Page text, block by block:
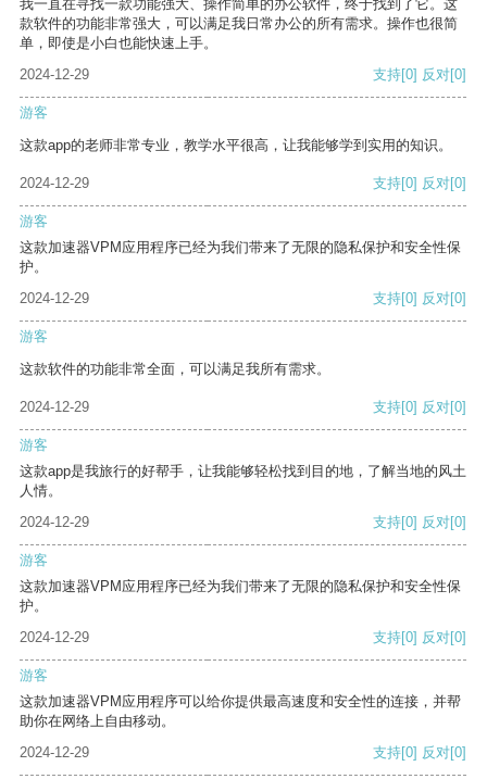
我一直在寻找一款功能强大、操作简单的办公软件，终于找到了它。这
款软件的功能非常强大，可以满足我日常办公的所有需求。操作也很简
单，即使是小白也能快速上手。
2024-12-29
支持[0] 反对[0]
游客
这款app的老师非常专业，教学水平很高，让我能够学到实用的知识。
2024-12-29 支持[0] 反对[0]
游客
这款加速器VPM应用程序已经为我们带来了无限的隐私保护和安全性保
护。
2024-12-29
支持[0] 反对[0]
游客
这款软件的功能非常全面，可以满足我所有需求。
2024-12-29 支持[0] 反对[0]
游客
这款app是我旅行的好帮手，让我能够轻松找到目的地，了解当地的风土
人情。
2024-12-29
支持[0] 反对[0]
游客
这款加速器VPM应用程序已经为我们带来了无限的隐私保护和安全性保
护。
2024-12-29
支持[0] 反对[0]
游客
这款加速器VPM应用程序可以给你提供最高速度和安全性的连接，并帮
助你在网络上自由移动。
2024-12-29
支持[0] 反对[0]